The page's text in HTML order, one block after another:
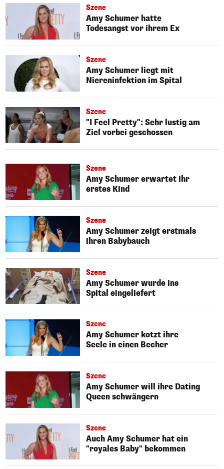
Szene
Amy Schumer hatte
Todesangst vor ihrem Ex
Szene
Amy Schumer liegt mit
Niereninfektion im Spital
Szene
"I Feel Pretty": Sehr lustig am
Ziel vorbei geschossen
Szene
Amy Schumer erwartet ihr
erstes Kind
Szene
Amy Schumer zeigt erstmals
ihren Babybauch
Szene
Amy Schumer wurde ins
Spital eingeliefert
Szene
Amy Schumer kotzt ihre
Seele in einen Becher
Szene
Amy Schumer will ihre Dating
Queen schwängern
Szene
Auch Amy Schumer hat ein
"royales Baby" bekommen